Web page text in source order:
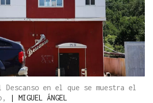
en el que se muestra el
| MIGUEL ÁNGEL